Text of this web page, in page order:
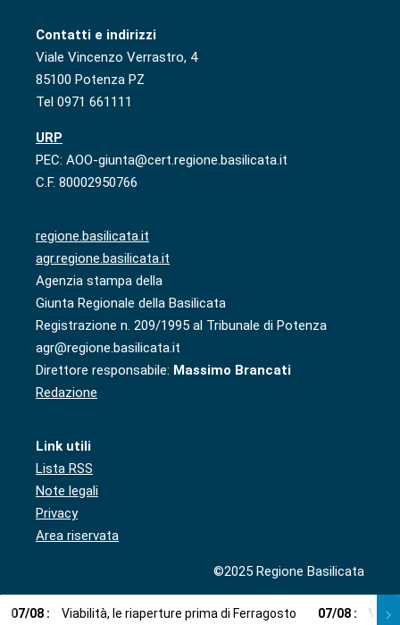
Contatti e indirizzi
Viale Vincenzo Verrastro, 4
85100 Potenza PZ
Tel 0971 661111
URP
PEC: AOO-giunta@cert.regione.basilicata.it
C.F. 80002950766
regione.basilicata.it
agr.regione.basilicata.it
Agenzia stampa della
Giunta Regionale della Basilicata
Registrazione n. 209/1995 al Tribunale di Potenza
agr@regione.basilicata.it
Direttore responsabile: Massimo Brancati
Redazione
Link utili
Lista RSS
Note legali
Privacy
Area riservata
©2025 Regione Basilicata
07/08 : Viabilità, le riaperture prima di Ferragosto 07/08 : Via